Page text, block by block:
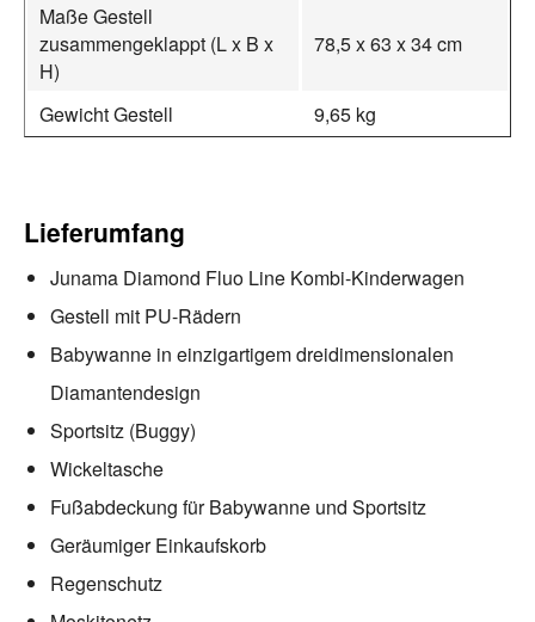
Maße Gestell
zusammengeklappt (L x B x
H)
78,5 x 63 x 34 cm
Gewicht Gestell 9,65 kg
Lieferumfang
Junama Diamond Fluo Line Kombi-Kinderwagen
Gestell mit PU-Rädern
Babywanne in einzigartigem dreidimensionalen
Diamantendesign
Sportsitz (Buggy)
Wickeltasche
Fußabdeckung für Babywanne und Sportsitz
Geräumiger Einkaufskorb
Regenschutz